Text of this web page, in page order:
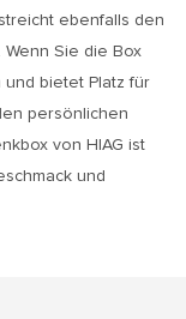
ebenfalls den
Sie die Box
und bietet Platz für
persönlichen
von HIAG ist
und